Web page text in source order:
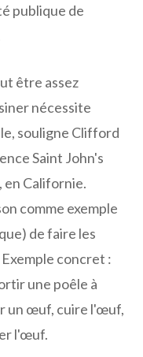
publique de
être assez
nécessite
souligne Clifford
Saint John's
en Californie.
comme exemple
de faire les
concret :
une poêle à
un œuf, cuire l'œuf,
l'œuf.